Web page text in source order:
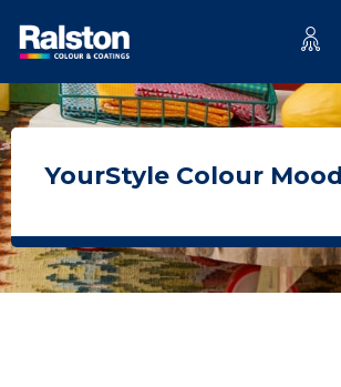
YourStyle Colour